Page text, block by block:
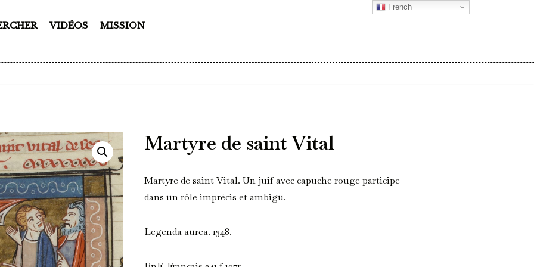
VIDÉOS MISSION
Martyre de saint Vital
Martyre de saint Vital. Un juif avec capuche rouge participe
dans un rôle imprécis et ambigu.
Legenda aurea. 1348.
French